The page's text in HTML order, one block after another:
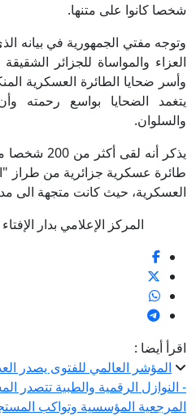
شخصا كانوا على متنها.
وتوجه مفتي الجمهورية في بيانه
العزاء والمواساة للجزائر
وأسر ضحايا الطائرة العسكرية
يتغمد الضحايا بواسع رحمته
والسلوان.
يذكر أنه
طائرة عسكرية جزائرية من طراز
العسكرية، حيث كانت متجهة الى
المركز الإعلامي بدار الإفتاء
اقرأ أيضا :
- النوازل الرقمية والطبية تتصدر
المرجعية المؤسسية وتواكب